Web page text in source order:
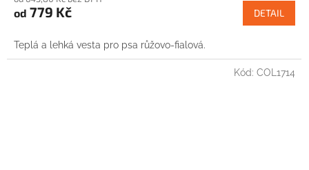
od 779 Kč DETAIL
Teplá a lehká vesta pro psa růžovo-fialová.
Kód: COL1714